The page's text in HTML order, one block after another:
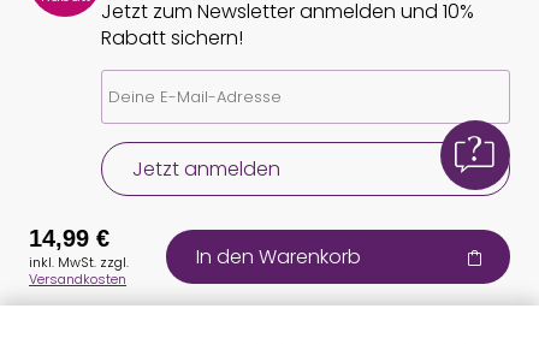
Jetzt zum Newsletter anmelden und 10%
Rabatt sichern!
Jetzt anmelden
14,99 €
inkl. MwSt. zzgl.
Versandkosten
In den Warenkorb